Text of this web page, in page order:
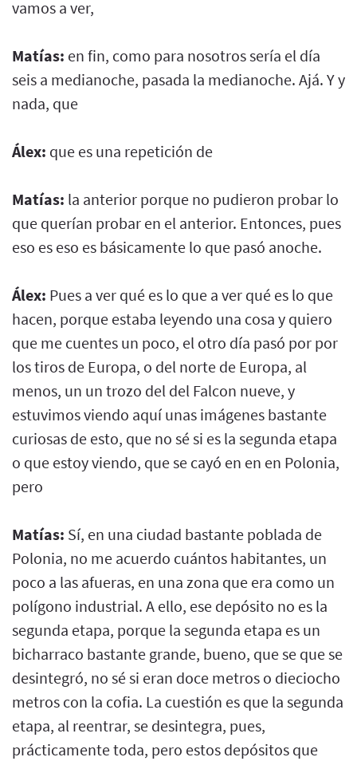
vamos a ver,
Matías: en fin, como para nosotros sería el día
seis a medianoche, pasada la medianoche. Ajá. Y y
nada, que
Álex: que es una repetición de
Matías: la anterior porque no pudieron probar lo
que querían probar en el anterior. Entonces, pues
eso es eso es básicamente lo que pasó anoche.
Álex: Pues a ver qué es lo que a ver qué es lo que
hacen, porque estaba leyendo una cosa y quiero
que me cuentes un poco, el otro día pasó por por
los tiros de Europa, o del norte de Europa, al
menos, un un trozo del del Falcon nueve, y
estuvimos viendo aquí unas imágenes bastante
curiosas de esto, que no sé si es la segunda etapa
o que estoy viendo, que se cayó en en en Polonia,
pero
Matías: Sí, en una ciudad bastante poblada de
Polonia, no me acuerdo cuántos habitantes, un
poco a las afueras, en una zona que era como un
polígono industrial. A ello, ese depósito no es la
segunda etapa, porque la segunda etapa es un
bicharraco bastante grande, bueno, que se que se
desintegró, no sé si eran doce metros o dieciocho
metros con la cofia. La cuestión es que la segunda
etapa, al reentrar, se desintegra, pues,
prácticamente toda, pero estos depósitos que